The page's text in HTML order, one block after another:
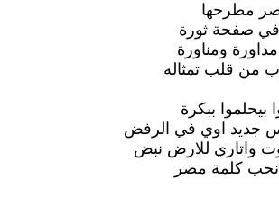
مطرحها
في صفحة ثورة
ومناورة
من قلب تمثاله
بيحلموا ببكرة
جديد اوي في الرفض
واتاري للارض نبض
نحب كلمة مصر